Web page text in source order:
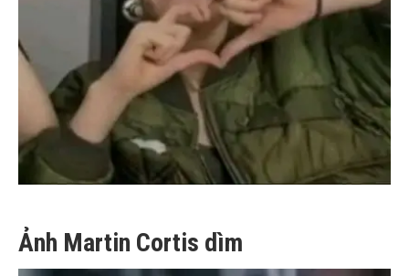
Ảnh Martin Cortis dìm